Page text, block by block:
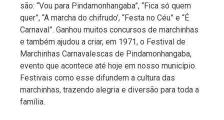
são: “Vou para Pindamonhangaba”, “Fica só quem
quer”, “A marcha do chifrudo’, “Festa no Céu” e “É
Carnaval”. Ganhou muitos concursos de marchinhas
e também ajudou a criar, em 1971, o Festival de
Marchinhas Carnavalescas de Pindamonhangaba,
evento que acontece até hoje em nosso município.
Festivais como esse difundem a cultura das
marchinhas, trazendo alegria e diversão para toda a
família.